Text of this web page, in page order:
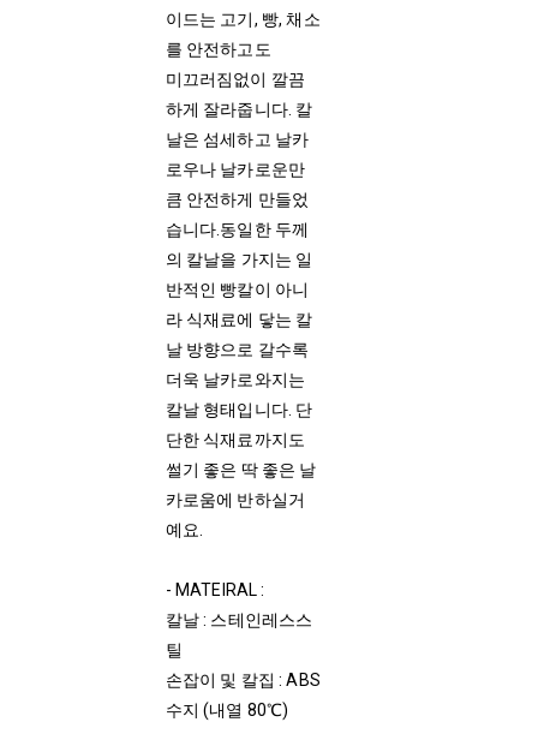
이드는 고기, 빵, 채소
를 안전하고도
미끄러짐없이 깔끔
하게 잘라줍니다. 칼
날은 섬세하고 날카
로우나 날카로운만
큼 안전하게 만들었
습니다.동일한 두께
의 칼날을 가지는 일
반적인 빵칼이 아니
라 식재료에 닿는 칼
날 방향으로 갈수록
더욱 날카로와지는
칼날 형태입니다. 단
단한 식재료까지도
썰기 좋은 딱 좋은 날
카로움에 반하실거
예요.
- MATEIRAL :
칼날 : 스테인레스스
틸
손잡이 및 칼집 : ABS
수지 (내열 80℃)